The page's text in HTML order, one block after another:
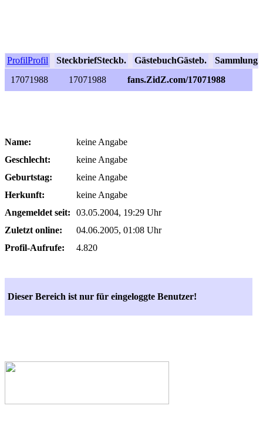
ProfilProfil SteckbriefSteckb. GästebuchGästeb. Sammlung
17071988
17071988 fans.ZidZ.com/17071988
Name:
keine Angabe
Geschlecht:
keine Angabe
Geburtstag:
keine Angabe
Herkunft:
keine Angabe
Angemeldet seit:
03.05.2004, 19:29 Uhr
Zuletzt online:
04.06.2005, 01:08 Uhr
Profil-Aufrufe:
4.820
Dieser Bereich ist nur für eingeloggte Benutzer!